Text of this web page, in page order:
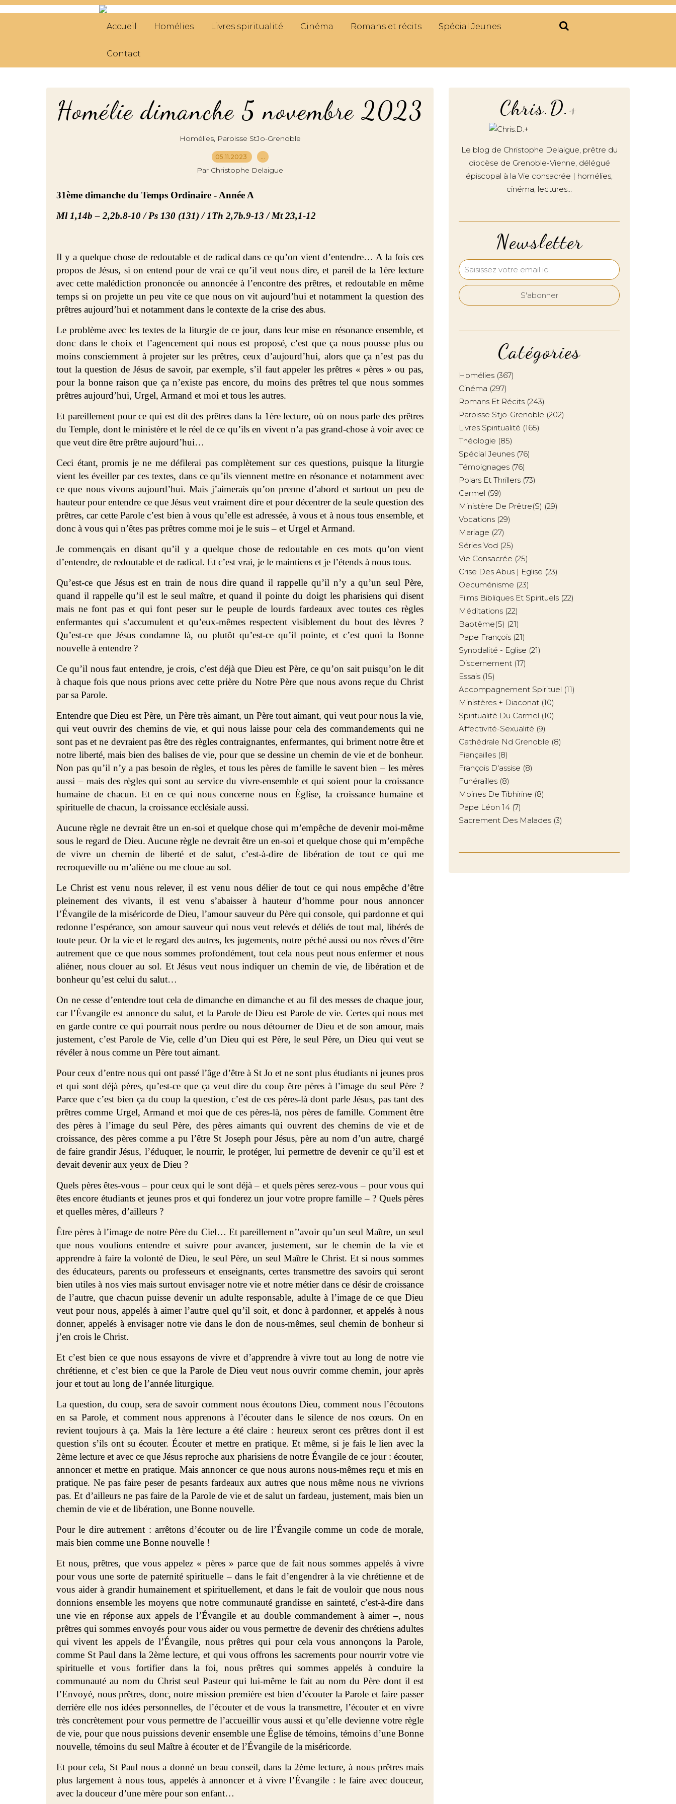
Accueil Homélies Livres spiritualité Cinéma Romans et récits Spécial Jeunes
Contact
Homélie dimanche 5 novembre 2023
Homélies, Paroisse StJo-Grenoble
05.11.2023 …
Par Christophe Delaigue
31ème dimanche du Temps Ordinaire - Année A
Ml 1,14b – 2,2b.8-10 / Ps 130 (131) / 1Th 2,7b.9-13 / Mt 23,1-12
Il y a quelque chose de redoutable et de radical dans ce qu’on vient d’entendre… A la fois ces
propos de Jésus, si on entend pour de vrai ce qu’il veut nous dire, et pareil de la 1ère lecture
avec cette malédiction prononcée ou annoncée à l’encontre des prêtres, et redoutable en même
temps si on projette un peu vite ce que nous on vit aujourd’hui et notamment la question des
prêtres aujourd’hui et notamment dans le contexte de la crise des abus.
Le problème avec les textes de la liturgie de ce jour, dans leur mise en résonance ensemble, et
donc dans le choix et l’agencement qui nous est proposé, c’est que ça nous pousse plus ou
moins consciemment à projeter sur les prêtres, ceux d’aujourd’hui, alors que ça n’est pas du
tout la question de Jésus de savoir, par exemple, s’il faut appeler les prêtres « pères » ou pas,
pour la bonne raison que ça n’existe pas encore, du moins des prêtres tel que nous sommes
prêtres aujourd’hui, Urgel, Armand et moi et tous les autres.
Et pareillement pour ce qui est dit des prêtres dans la 1ère lecture, où on nous parle des prêtres
du Temple, dont le ministère et le réel de ce qu’ils en vivent n’a pas grand-chose à voir avec ce
que veut dire être prêtre aujourd’hui…
Ceci étant, promis je ne me défilerai pas complètement sur ces questions, puisque la liturgie
vient les éveiller par ces textes, dans ce qu’ils viennent mettre en résonance et notamment avec
ce que nous vivons aujourd’hui. Mais j’aimerais qu’on prenne d’abord et surtout un peu de
hauteur pour entendre ce que Jésus veut vraiment dire et pour décentrer de la seule question des
prêtres, car cette Parole c’est bien à vous qu’elle est adressée, à vous et à nous tous ensemble, et
donc à vous qui n’êtes pas prêtres comme moi je le suis – et Urgel et Armand.
Je commençais en disant qu’il y a quelque chose de redoutable en ces mots qu’on vient
d’entendre, de redoutable et de radical. Et c’est vrai, je le maintiens et je l’étends à nous tous.
Qu’est-ce que Jésus est en train de nous dire quand il rappelle qu’il n’y a qu’un seul Père,
quand il rappelle qu’il est le seul maître, et quand il pointe du doigt les pharisiens qui disent
mais ne font pas et qui font peser sur le peuple de lourds fardeaux avec toutes ces règles
enfermantes qui s’accumulent et qu’eux-mêmes respectent visiblement du bout des lèvres ?
Qu’est-ce que Jésus condamne là, ou plutôt qu’est-ce qu’il pointe, et c’est quoi la Bonne
nouvelle à entendre ?
Ce qu’il nous faut entendre, je crois, c’est déjà que Dieu est Père, ce qu’on sait puisqu’on le dit
à chaque fois que nous prions avec cette prière du Notre Père que nous avons reçue du Christ
par sa Parole.
Entendre que Dieu est Père, un Père très aimant, un Père tout aimant, qui veut pour nous la vie,
qui veut ouvrir des chemins de vie, et qui nous laisse pour cela des commandements qui ne
sont pas et ne devraient pas être des règles contraignantes, enfermantes, qui briment notre être et
notre liberté, mais bien des balises de vie, pour que se dessine un chemin de vie et de bonheur.
Non pas qu’il n’y a pas besoin de règles, et tous les pères de famille le savent bien – les mères
aussi – mais des règles qui sont au service du vivre-ensemble et qui soient pour la croissance
humaine de chacun. Et en ce qui nous concerne nous en Église, la croissance humaine et
spirituelle de chacun, la croissance ecclésiale aussi.
Aucune règle ne devrait être un en-soi et quelque chose qui m’empêche de devenir moi-même
sous le regard de Dieu. Aucune règle ne devrait être un en-soi et quelque chose qui m’empêche
de vivre un chemin de liberté et de salut, c’est-à-dire de libération de tout ce qui me
recroqueville ou m’aliène ou me cloue au sol.
Le Christ est venu nous relever, il est venu nous délier de tout ce qui nous empêche d’être
pleinement des vivants, il est venu s’abaisser à hauteur d’homme pour nous annoncer
l’Évangile de la miséricorde de Dieu, l’amour sauveur du Père qui console, qui pardonne et qui
redonne l’espérance, son amour sauveur qui nous veut relevés et déliés de tout mal, libérés de
toute peur. Or la vie et le regard des autres, les jugements, notre péché aussi ou nos rêves d’être
autrement que ce que nous sommes profondément, tout cela nous peut nous enfermer et nous
aliéner, nous clouer au sol. Et Jésus veut nous indiquer un chemin de vie, de libération et de
bonheur qu’est celui du salut…
On ne cesse d’entendre tout cela de dimanche en dimanche et au fil des messes de chaque jour,
car l’Évangile est annonce du salut, et la Parole de Dieu est Parole de vie. Certes qui nous met
en garde contre ce qui pourrait nous perdre ou nous détourner de Dieu et de son amour, mais
justement, c’est Parole de Vie, celle d’un Dieu qui est Père, le seul Père, un Dieu qui veut se
révéler à nous comme un Père tout aimant.
Pour ceux d’entre nous qui ont passé l’âge d’être à St Jo et ne sont plus étudiants ni jeunes pros
et qui sont déjà pères, qu’est-ce que ça veut dire du coup être pères à l’image du seul Père ?
Parce que c’est bien ça du coup la question, c’est de ces pères-là dont parle Jésus, pas tant des
prêtres comme Urgel, Armand et moi que de ces pères-là, nos pères de famille. Comment être
des pères à l’image du seul Père, des pères aimants qui ouvrent des chemins de vie et de
croissance, des pères comme a pu l’être St Joseph pour Jésus, père au nom d’un autre, chargé
de faire grandir Jésus, l’éduquer, le nourrir, le protéger, lui permettre de devenir ce qu’il est et
devait devenir aux yeux de Dieu ?
Quels pères êtes-vous – pour ceux qui le sont déjà – et quels pères serez-vous – pour vous qui
êtes encore étudiants et jeunes pros et qui fonderez un jour votre propre famille – ? Quels pères
et quelles mères, d’ailleurs ?
Être pères à l’image de notre Père du Ciel… Et pareillement n’’avoir qu’un seul Maître, un seul
que nous voulions entendre et suivre pour avancer, justement, sur le chemin de la vie et
apprendre à faire la volonté de Dieu, le seul Père, un seul Maître le Christ. Et si nous sommes
des éducateurs, parents ou professeurs et enseignants, certes transmettre des savoirs qui seront
bien utiles à nos vies mais surtout envisager notre vie et notre métier dans ce désir de croissance
de l’autre, que chacun puisse devenir un adulte responsable, adulte à l’image de ce que Dieu
veut pour nous, appelés à aimer l’autre quel qu’il soit, et donc à pardonner, et appelés à nous
donner, appelés à envisager notre vie dans le don de nous-mêmes, seul chemin de bonheur si
j’en crois le Christ.
Et c’est bien ce que nous essayons de vivre et d’apprendre à vivre tout au long de notre vie
chrétienne, et c’est bien ce que la Parole de Dieu veut nous ouvrir comme chemin, jour après
jour et tout au long de l’année liturgique.
La question, du coup, sera de savoir comment nous écoutons Dieu, comment nous l’écoutons
en sa Parole, et comment nous apprenons à l’écouter dans le silence de nos cœurs. On en
revient toujours à ça. Mais la 1ère lecture a été claire : heureux seront ces prêtres dont il est
question s’ils ont su écouter. Écouter et mettre en pratique. Et même, si je fais le lien avec la
2ème lecture et avec ce que Jésus reproche aux pharisiens de notre Évangile de ce jour : écouter,
annoncer et mettre en pratique. Mais annoncer ce que nous aurons nous-mêmes reçu et mis en
pratique. Ne pas faire peser de pesants fardeaux aux autres que nous même nous ne vivrions
pas. Et d’ailleurs ne pas faire de la Parole de vie et de salut un fardeau, justement, mais bien un
chemin de vie et de libération, une Bonne nouvelle.
Pour le dire autrement : arrêtons d’écouter ou de lire l’Évangile comme un code de morale,
mais bien comme une Bonne nouvelle !
Et nous, prêtres, que vous appelez « pères » parce que de fait nous sommes appelés à vivre
pour vous une sorte de paternité spirituelle – dans le fait d’engendrer à la vie chrétienne et de
vous aider à grandir humainement et spirituellement, et dans le fait de vouloir que nous nous
donnions ensemble les moyens que notre communauté grandisse en sainteté, c’est-à-dire dans
une vie en réponse aux appels de l’Évangile et au double commandement à aimer –, nous
prêtres qui sommes envoyés pour vous aider ou vous permettre de devenir des chrétiens adultes
qui vivent les appels de l’Évangile, nous prêtres qui pour cela vous annonçons la Parole,
comme St Paul dans la 2ème lecture, et qui vous offrons les sacrements pour nourrir votre vie
spirituelle et vous fortifier dans la foi, nous prêtres qui sommes appelés à conduire la
communauté au nom du Christ seul Pasteur qui lui-même le fait au nom du Père dont il est
l’Envoyé, nous prêtres, donc, notre mission première est bien d’écouter la Parole et faire passer
derrière elle nos idées personnelles, de l’écouter et de vous la transmettre, l’écouter et en vivre
très concrètement pour vous permettre de l’accueillir vous aussi et qu’elle devienne votre règle
de vie, pour que nous puissions devenir ensemble une Église de témoins, témoins d’une Bonne
nouvelle, témoins du seul Maître à écouter et de l’Évangile de la miséricorde.
Et pour cela, St Paul nous a donné un beau conseil, dans la 2ème lecture, à nous prêtres mais
plus largement à nous tous, appelés à annoncer et à vivre l’Évangile : le faire avec douceur,
avec la douceur d’une mère pour son enfant…
Newsletter
Catégories
Homélies (367)
Cinéma (297)
Romans Et Récits (243)
Paroisse Stjo-Grenoble (202)
Livres Spiritualité (165)
Théologie (85)
Spécial Jeunes (76)
Témoignages (76)
Polars Et Thrillers (73)
Carmel (59)
Ministère De Prêtre(s) (29)
Vocations (29)
Mariage (27)
Séries Vod (25)
Vie Consacrée (25)
Crise Des Abus | Eglise (23)
Oecuménisme (23)
Films Bibliques Et Spirituels (22)
Méditations (22)
Baptême(s) (21)
Pape François (21)
Synodalité - Eglise (21)
Discernement (17)
Essais (15)
Accompagnement Spirituel (11)
Ministères + Diaconat (10)
Spiritualité Du Carmel (10)
Affectivité-Sexualité (9)
Cathédrale Nd Grenoble (8)
Fiançailles (8)
François D'assise (8)
Funérailles (8)
Moines De Tibhirine (8)
Pape Léon 14 (7)
Sacrement Des Malades (3)
Chris.D.+
Le blog de Christophe Delaigue, prêtre du
diocèse de Grenoble-Vienne, délégué
épiscopal à la Vie consacrée | homélies,
cinéma, lectures…